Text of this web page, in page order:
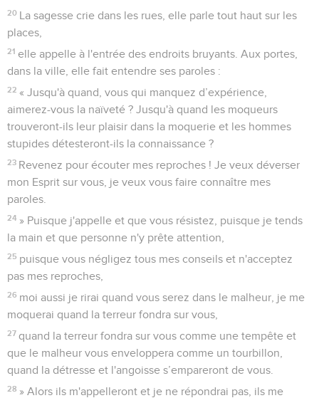
20 La sagesse crie dans les rues, elle parle tout haut sur les
places,
21 elle appelle à l'entrée des endroits bruyants. Aux portes,
dans la ville, elle fait entendre ses paroles :
22 « Jusqu'à quand, vous qui manquez d’expérience,
aimerez-vous la naïveté ? Jusqu'à quand les moqueurs
trouveront-ils leur plaisir dans la moquerie et les hommes
stupides détesteront-ils la connaissance ?
23 Revenez pour écouter mes reproches ! Je veux déverser
mon Esprit sur vous, je veux vous faire connaître mes
paroles.
24 » Puisque j'appelle et que vous résistez, puisque je tends
la main et que personne n'y prête attention,
25 puisque vous négligez tous mes conseils et n'acceptez
pas mes reproches,
26 moi aussi je rirai quand vous serez dans le malheur, je me
moquerai quand la terreur fondra sur vous,
27 quand la terreur fondra sur vous comme une tempête et
que le malheur vous enveloppera comme un tourbillon,
quand la détresse et l'angoisse s’empareront de vous.
28 » Alors ils m'appelleront et je ne répondrai pas, ils me